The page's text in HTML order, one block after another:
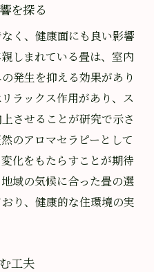
を探る
く、健康面にも良い影響
しまれている畳は、室内
発生を抑える効果があり
ラックス作用があり、ス
させることが研究で示さ
のアロマセラピーとして
化をもたらすことが期待
域の気候に合った畳の選
り、健康的な住環境の実
工夫